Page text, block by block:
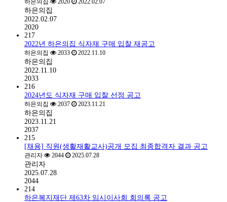
하은의집 2020 2022.02.07
하은의집
2022.02.07
2020
217
2022년 하은의집 식자재 구매 입찰 재공고
하은의집 2033 2022.11.10
하은의집
2022.11.10
2033
216
2024년도 식자재 구매 입찰 선정 공고
하은의집 2037 2023.11.21
하은의집
2023.11.21
2037
215
[채용] 직원(생활재활교사)공개 모집 최종합격자 결과 공고
관리자 2044 2025.07.28
관리자
2025.07.28
2044
214
하은복지재단 제63차 임시이사회 회의록 공고